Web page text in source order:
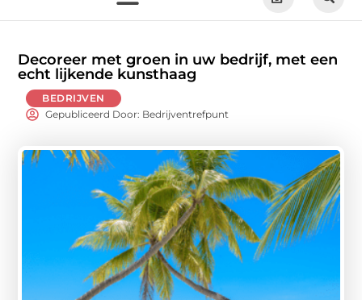
Decoreer met groen in uw bedrijf, met een
echt lijkende kunsthaag
BEDRIJVEN
Gepubliceerd Door: Bedrijventrefpunt